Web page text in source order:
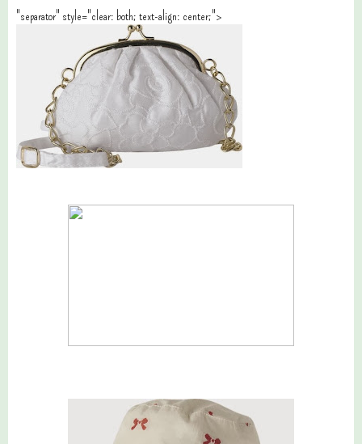
"separator" style="clear: both; text-align: center;">